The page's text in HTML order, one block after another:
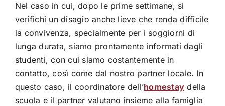
Nel caso in cui, dopo le prime settimane, si
verifichi un disagio anche lieve che renda difficile
la convivenza, specialmente per i soggiorni di
lunga durata, siamo prontamente informati dagli
studenti, con cui siamo costantemente in
contatto, così come dal nostro partner locale. In
questo caso, il coordinatore dell’homestay della
scuola e il partner valutano insieme alla famiglia